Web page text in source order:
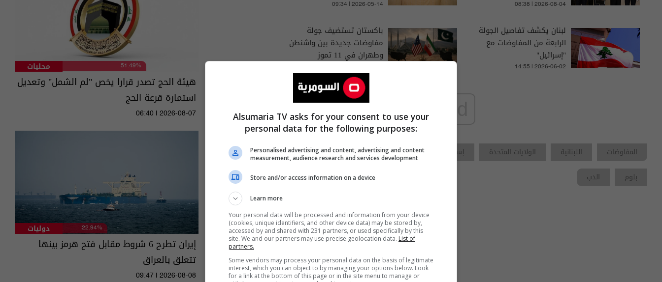
08:38 | 2026-08-04
09:34 | 2026-05-14
لبنان يكشف تفاصيل الجولة
الرابعة من المفاوضات مع
"إسرائيل"
14:55 | 2026-06-02
باكستان تستضيف جولة
مفاوضات جديدة بين واشنطن
وطهران في 11 تموز
المفاوضات اللبنانية الولايات المتحدة إسرائيل بواشنطن واشنطن
لبنان
بلوم
الدب
محليات 51.49%
هيئة الحج تصدر قرارا يخص "لم الشمل" وتعديل
استمارة قرعة الحج
06:40 | 2026-08-07
دوليات 22.94%
إيران تطرح 6 شروط مقابل فتح هرمز بينها
تتعلق بالعراق
09:47 | 2026-08-08
Alsumaria TV asks for your consent to use your
personal data for the following purposes:
Personalised advertising and content, advertising and content
measurement, audience research and services development
Store and/or access information on a device
Learn more
Your personal data will be processed and information from your device
(cookies, unique identifiers, and other device data) may be stored by,
accessed by and shared with 231 partners, or used specifically by this
site. We and our partners may use precise geolocation data. List of
partners.
Some vendors may process your personal data on the basis of legitimate
interest, which you can object to by managing your options below. Look
for a link at the bottom of this page or in the site menu to manage or